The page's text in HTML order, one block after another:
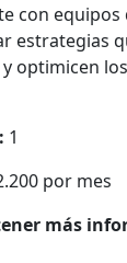
con equipos
estrategias
optimicen
1
por mes
más